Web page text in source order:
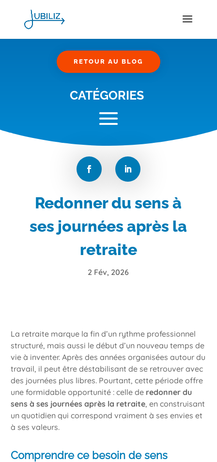
RETOUR AU BLOG
CATÉGORIES
Redonner du sens à
ses journées après la
retraite
2 Fév, 2026
La retraite marque la fin d’un rythme professionnel
structuré, mais aussi le début d’un nouveau temps de
vie à inventer. Après des années organisées autour du
travail, il peut être déstabilisant de se retrouver avec
des journées plus libres. Pourtant, cette période offre
une formidable opportunité : celle de redonner du
sens à ses journées après la retraite, en construisant
un quotidien qui correspond vraiment à ses envies et
à ses valeurs.
Comprendre ce besoin de sens